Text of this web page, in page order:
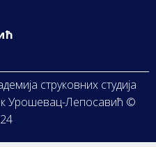
струковних студија
Урошевац-Лепосавић ©